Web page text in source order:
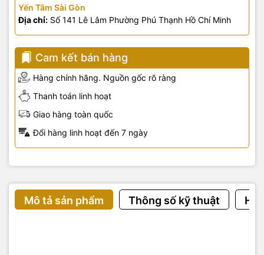
Yến Tâm Sài Gòn
Địa chỉ: Số 141 Lê Lâm Phường Phú Thạnh Hồ Chí Minh
Cam kết bán hàng
Hàng chính hãng. Nguồn gốc rõ ràng
Thanh toán linh hoạt
Giao hàng toàn quốc
Đổi hàng linh hoạt đến 7 ngày
Mô tả sản phẩm Thông số kỹ thuật